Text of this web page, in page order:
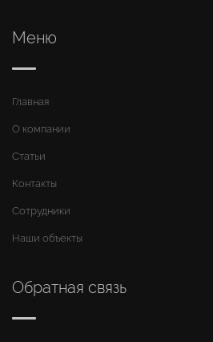
Меню
Главная
О компании
Статьи
Контакты
Сотрудники
Наши объекты
Обратная связь